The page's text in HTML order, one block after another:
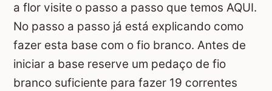
a flor visite o passo a passo que temos AQUI.
No passo a passo já está explicando como
fazer esta base com o fio branco. Antes de
iniciar a base reserve um pedaço de fio
branco suficiente para fazer 19 correntes